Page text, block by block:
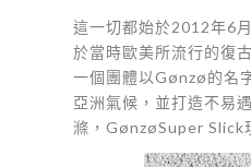
這一切都始於2012年6
於當時歐美所流行的復
一個團體以Gønzø的名
亞洲氣候，並打造不易
滌，GønzøSuper Slick